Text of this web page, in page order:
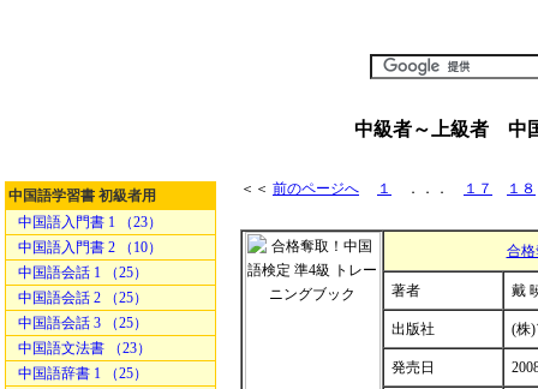
中級者～上級者 中
中国語学習書 初級者用
中国語入門書 1 （23）
中国語入門書 2 （10）
中国語会話 1 （25）
中国語会話 2 （25）
中国語会話 3 （25）
中国語文法書 （23）
中国語辞書 1 （25）
＜＜ 前のページへ １ ．．． １７ １８
合
著者 戴
出版社 (株
発売日